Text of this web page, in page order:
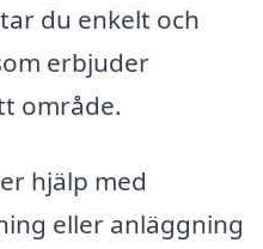
du enkelt och
erbjuder
område.
hjälp med
eller anläggning